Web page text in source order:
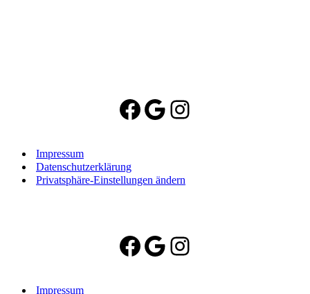
Facebook
Google
Instagram
Impressum
Datenschutzerklärung
Privatsphäre-Einstellungen ändern
Facebook
Google
Instagram
Impressum